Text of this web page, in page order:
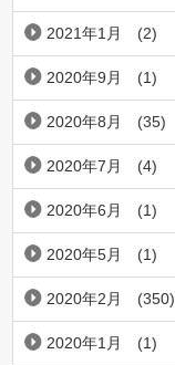
2021年1月 (2)
2020年9月 (1)
2020年8月 (35)
2020年7月 (4)
2020年6月 (1)
2020年5月 (1)
2020年2月 (350)
2020年1月 (1)